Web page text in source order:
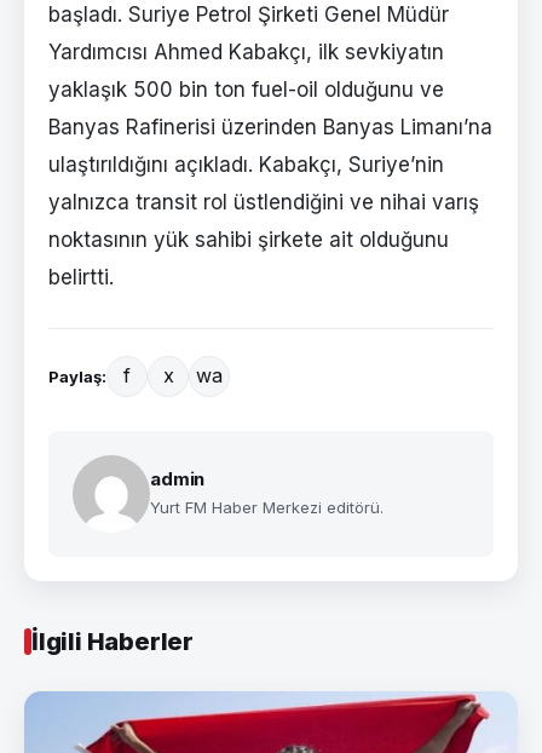
başladı. Suriye Petrol Şirketi Genel Müdür
Yardımcısı Ahmed Kabakçı, ilk sevkiyatın
yaklaşık 500 bin ton fuel-oil olduğunu ve
Banyas Rafinerisi üzerinden Banyas Limanı’na
ulaştırıldığını açıkladı. Kabakçı, Suriye’nin
yalnızca transit rol üstlendiğini ve nihai varış
noktasının yük sahibi şirkete ait olduğunu
belirtti.
Paylaş: f x wa
admin
Yurt FM Haber Merkezi editörü.
İlgili Haberler